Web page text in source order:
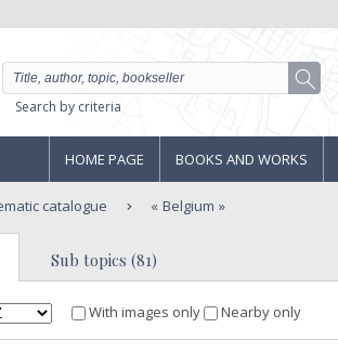
Search by criteria
HOME PAGE BOOKS AND WORKS
catalogue Belgium
Sub topics (81)
With images only Nearby only